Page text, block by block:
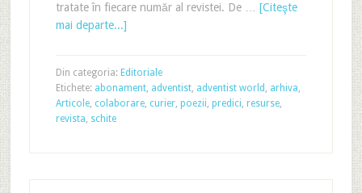
tratate în fiecare număr al revistei. De … [Citeşte
mai departe...]
Din categoria: Editoriale
Etichete: abonament, adventist, adventist world , arhiva,
Articole, colaborare, curier, poezii, predici, resurse,
revista, schite